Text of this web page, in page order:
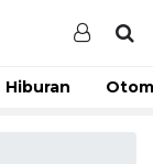
Hiburan